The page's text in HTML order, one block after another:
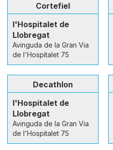
Cortefiel
l'Hospitalet de
Llobregat
Avinguda de la Gran Via
de l'Hospitalet 75
Decathlon
l'Hospitalet de
Llobregat
Avinguda de la Gran Via
de l'Hospitalet 75